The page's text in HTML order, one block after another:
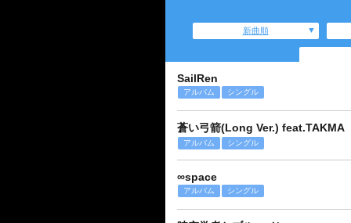
新曲順
SailRen
アルバム シングル
蒼い弓箭(Long Ver.) feat.TAKMA
アルバム シングル
∞space
アルバム シングル